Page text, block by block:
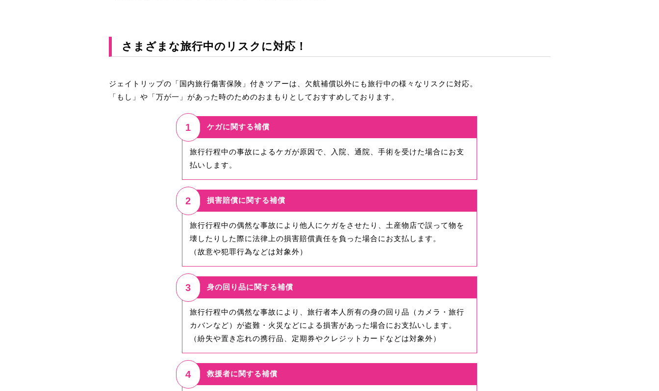
さまざまな旅行中のリスクに対応！
ジェイトリップの「国内旅行傷害保険」付きツアーは、欠航補償以外にも旅行中の様々なリスクに対応。
「もし」や「万が一」があった時のためのおまもりとしておすすめしております。
1 ケガに関する補償
旅行行程中の事故によるケガが原因で、入院、通院、手術を受けた場合にお支
払いします。
2 損害賠償に関する補償
旅行行程中の偶然な事故により他人にケガをさせたり、土産物店で誤って物を
壊したりした際に法律上の損害賠償責任を負った場合にお支払します。
（故意や犯罪行為などは対象外）
3 身の回り品に関する補償
旅行行程中の偶然な事故により、旅行者本人所有の身の回り品（カメラ・旅行
カバンなど）が盗難・火災などによる損害があった場合にお支払いします。
（紛失や置き忘れの携行品、定期券やクレジットカードなどは対象外）
4 救援者に関する補償